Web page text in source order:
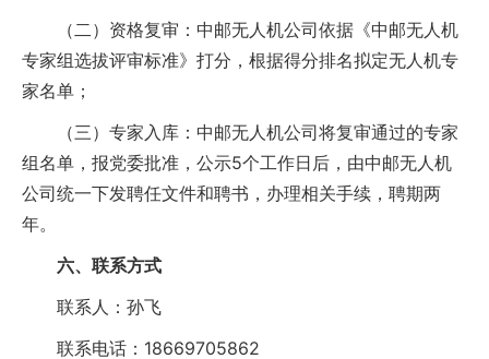
（二）资格复审：中邮无人机公司依据《中邮无人机
专家组选拔评审标准》打分，根据得分排名拟定无人机专
家名单；
（三）专家入库：中邮无人机公司将复审通过的专家
组名单，报党委批准，公示5个工作日后，由中邮无人机
公司统一下发聘任文件和聘书，办理相关手续，聘期两
年。
六、联系方式
联系人：孙飞
联系电话：18669705862